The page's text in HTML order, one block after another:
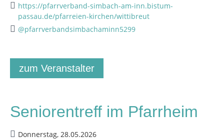
https://pfarrverband-simbach-am-inn.bistum-
passau.de/pfarreien-kirchen/wittibreut
@pfarrverbandsimbachaminn5299
zum Veranstalter
Seniorentreff im Pfarrheim
Donnerstag, 28.05.2026